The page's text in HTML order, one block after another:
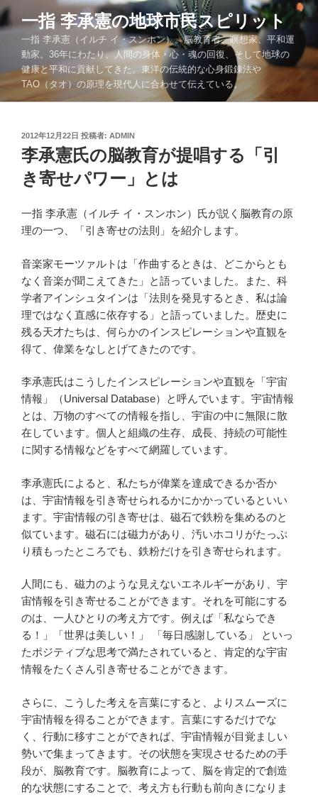
コ
ン
ツ
一指 李承憲の地球市民スピリット
一指 李承憲（イルチ イ・スンホン）。脳教育者、瞑想家、平和運
動家。36年にわたり、人間の身体・心・魂の回復、そして地球の
健康と平和に貢献してきた。東洋の伝統的な心身鍛錬法や
TAO（タオ）の原理を現代人に合わせて伝えている。
投
稿
日:
2012年12月22日 投稿者: ADMIN
李承憲氏の脳教育が提唱する「引
き寄せパワー」とは
一指 李承憲（イルチ イ・スンホン）氏が説く脳教育の原
理の一つ、「引き寄せの法則」を紹介します。
音楽家モーツァルトは「作曲するときは、どこからとも
なく音楽が聞こえてきた」と語っていました。また、科
学者アインシュタインは「法則を発見するとき、私は論
理ではなく直感に依存する」と語っていました。歴史に
残る天才たちは、何らかのインスピレーションや直観を
得て、偉業をなしとげてきたのです。
李承憲氏はこうしたインスピレーションや直観を「宇宙
情報」（Universal Database）と呼んでいます。宇宙情報
とは、万物のすべての情報を指し、宇宙の中に無限に散
在しています。個人と組織の生存、成長、持続の可能性
に関する情報などをすべて網羅しています。
李承憲氏によると、私たちが偉業を達成できるか否か
は、宇宙情報を引き寄せられるかにかかっているといい
ます。宇宙情報の引き寄せは、磁石で鉄粉を集めるのと
似ています。磁石には磁力があり、汚いホコリがたっぷ
り積もったところでも、鉄粉だけを引き寄せられます。
人間にも、磁力のような見えないエネルギーがあり、宇
宙情報を引き寄せることができます。それを可能にする
のは、一人ひとりの考え方です。例えば「私ならでき
る！」「世界は美しい！」 「毎日感謝している」 といっ
たポジティブな思考で満たされていると、肯定的な宇宙
情報をたくさん引き寄せることができます。
さらに、こうした考えを言葉にすると、よりスムーズに
宇宙情報を得ることができます。言葉にするだけでな
く、行動に移すことができれば、宇宙情報が目覚ましい
勢いで集まってきます。その状態を実現させるための手
段が、脳教育です。脳教育によって、脳を肯定的で創造
的な状態にすることで、考え方も行動も前向きになりま